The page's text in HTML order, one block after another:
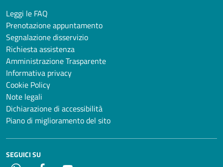
Leggi le FAQ
Prenotazione appuntamento
Segnalazione disservizio
Richiesta assistenza
Amministrazione Trasparente
Informativa privacy
Cookie Policy
Note legali
Dichiarazione di accessibilità
Piano di miglioramento del sito
SEGUICI SU